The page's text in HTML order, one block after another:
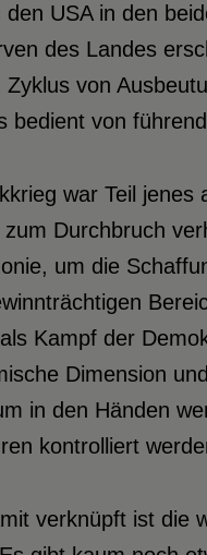
den USA in den
des Landes
Zyklus von
bedient von
war Teil jenes
zum Durchbruch
um die
Kampf der
Dimension
in den Händen
kontrolliert
verknüpft ist die